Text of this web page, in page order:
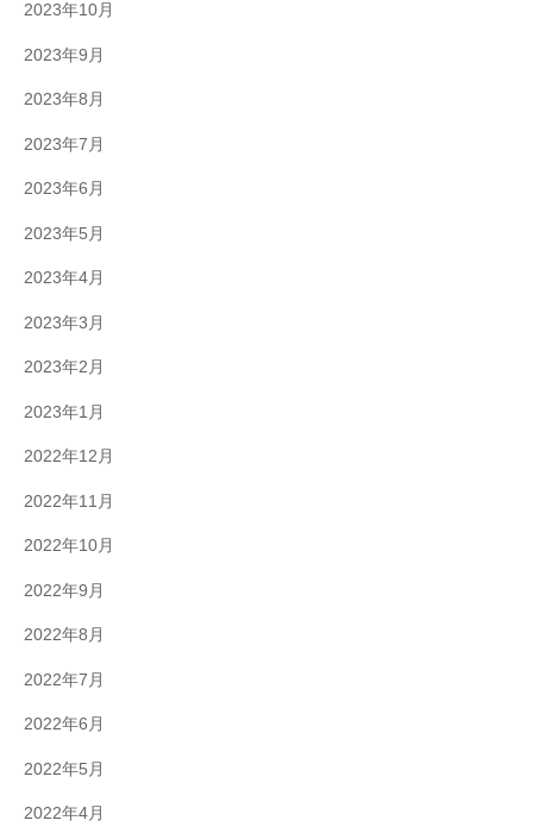
2023年10月
2023年9月
2023年8月
2023年7月
2023年6月
2023年5月
2023年4月
2023年3月
2023年2月
2023年1月
2022年12月
2022年11月
2022年10月
2022年9月
2022年8月
2022年7月
2022年6月
2022年5月
2022年4月